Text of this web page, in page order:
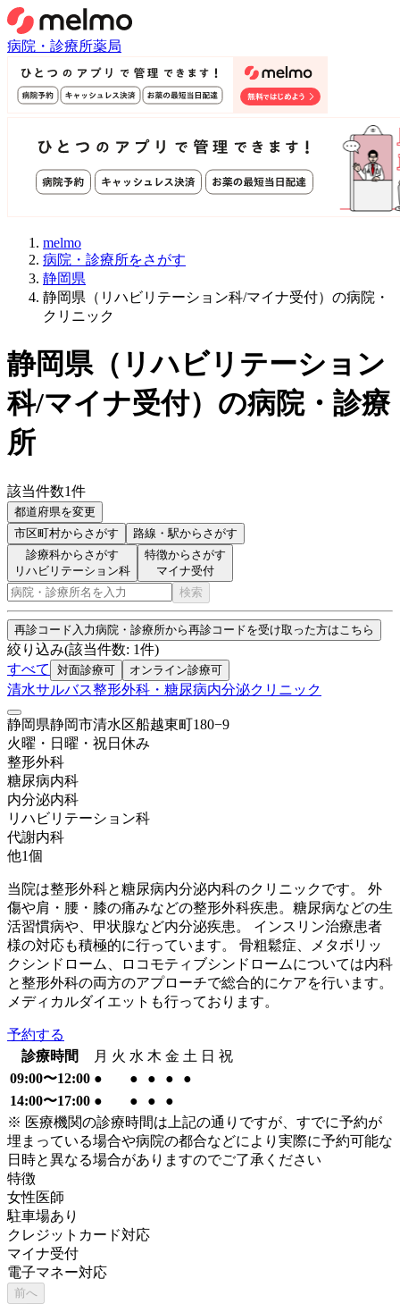
病院・診療所薬局
melmo
病院・診療所をさがす
静岡県
静岡県（リハビリテーション科/マイナ受付）の病院・
クリニック
静岡県（ リハビリテーション
科/マイナ受付） の病院・診療
所
該当件数1件
都道府県を変更
市区町村からさがす 路線・駅からさがす
診療科からさがす
リハビリテーション科
特徴からさがす
マイナ受付
検索
再診コード入力病院・診療所から再診コードを受け取った方はこちら
絞り込み(該当件数: 1件)
すべて
対面診療可 オンライン診療可
清水サルバス整形外科・糖尿病内分泌クリニック
静岡県静岡市清水区船越東町180−9
火曜・日曜・祝日 休み
整形外科
糖尿病内科
内分泌内科
リハビリテーション科
代謝内科
他1個
当院は整形外科と糖尿病内分泌内科のクリニックです。 外
傷や肩・腰・膝の痛みなどの整形外科疾患。糖尿病などの生
活習慣病や、甲状腺など内分泌疾患。 インスリン治療患者
様の対応も積極的に行っています。 骨粗鬆症、メタボリッ
クシンドローム、ロコモティブシンドロームについては内科
と整形外科の両方のアプローチで総合的にケアを行います。
メディカルダイエットも行っております。
予約する
診療時間
月 火 水 木 金 土 日 祝
09:00〜12:00 ● ● ● ●
●
14:00〜17:00 ● ● ●
●
※ 医療機関の診療時間は上記の通りですが、すでに予約が
埋まっている場合や病院の都合などにより実際に予約可能な
日時と異なる場合がありますのでご了承ください
特徴
女性医師
駐車場あり
クレジットカード対応
マイナ受付
電子マネー対応
前へ